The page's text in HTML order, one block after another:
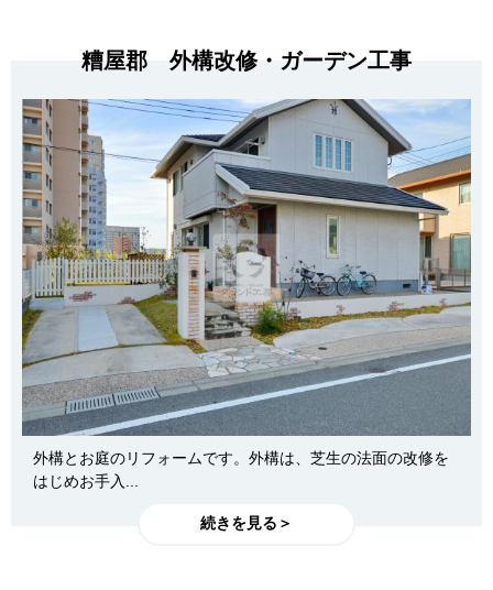
糟屋郡 外構改修・ガーデン工事
外構とお庭のリフォームです。外構は、芝生の法面の改修を
はじめお手入...
続きを見る＞